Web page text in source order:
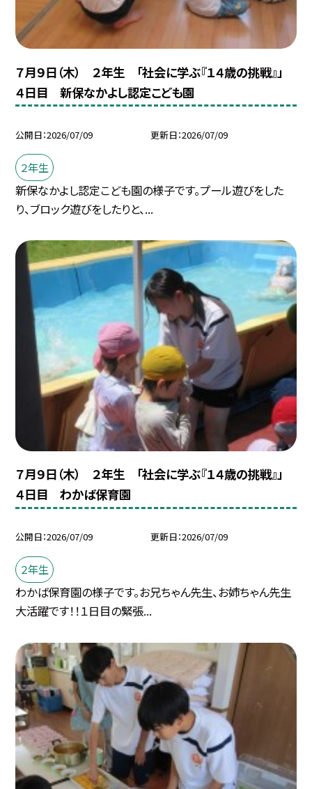
７月９日（木） ２年生 「社会に学ぶ『１４歳の挑戦』」
４日目 新保なかよし認定こども園
公開日 2026/07/09 更新日 2026/07/09
２年生
新保なかよし認定こども園の様子です。プール遊びをした
り、ブロック遊びをしたりと、...
７月９日（木） ２年生 「社会に学ぶ『１４歳の挑戦』」
４日目 わかば保育園
公開日 2026/07/09 更新日 2026/07/09
２年生
わかば保育園の様子です。お兄ちゃん先生、お姉ちゃん先生
大活躍です！！１日目の緊張...